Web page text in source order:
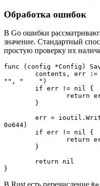
Обработка ошибок
В Go ошибки
значение. Стандартный
простую проверку их
func (config *Config)
"", "    ")
0o644)
}